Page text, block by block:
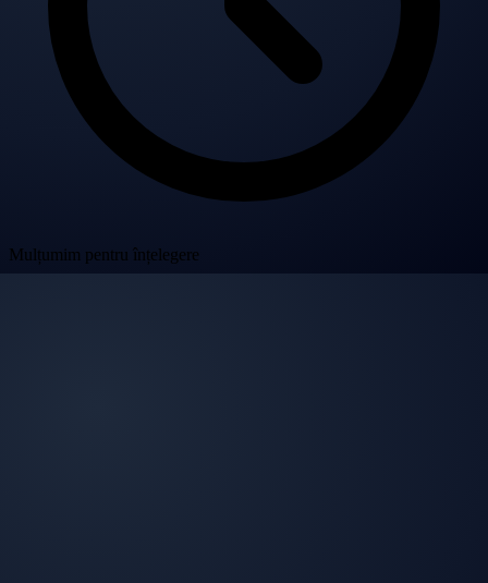
Mulțumim pentru înțelegere